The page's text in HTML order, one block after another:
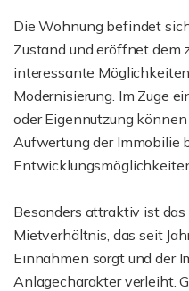
Die Wohnung befindet
Zustand und eröffnet dem
interessante
Modernisierung. Im Zuge
oder Eigennutzung
Aufwertung der Immobilie
Besonders attraktiv ist
Mietverhältnis, das seit
Einnahmen sorgt und der
Anlagecharakter verleiht.